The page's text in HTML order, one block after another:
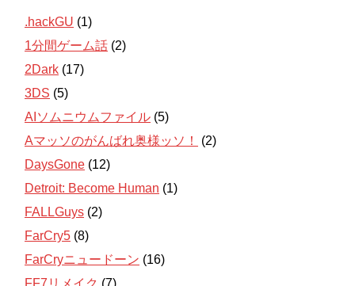
.hackGU (1)
1分間ゲーム話 (2)
2Dark (17)
3DS (5)
AIソムニウムファイル (5)
Aマッソのがんばれ奥様ッソ！
(2)
DaysGone (12)
Detroit: Become Human (1)
FALLGuys (2)
FarCry5 (8)
FarCryニュードーン (16)
FF7リメイク (7)